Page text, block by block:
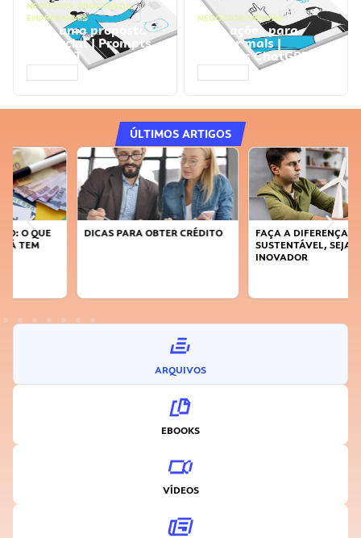
NEGÓCIOS, PROCESSOS
EMPRESARIAIS
Faça uma proposta
comercial | Prompts
ChatGPT
NEGÓCIOS, VENDAS
Faça ações para
vender mais |
Prompts ChatGPT
ÚLTIMOS ARTIGOS
DICAS PARA OBTER CRÉDITO
FAÇA A DIFERENÇA: SEJA
SUSTENTÁVEL, SEJA
ARQUIVOS
EBOOKS
VÍDEOS